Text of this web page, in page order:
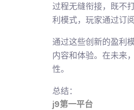
过程无缝衔接，既不
利模式，玩家通过订
通过这些创新的盈利
内容和体验。在未来
性。
总结：
j9第一平台